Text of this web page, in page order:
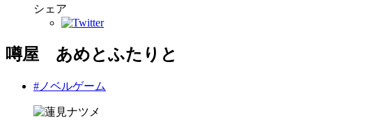
シェア
噂屋 あめとふたりと
#ノベルゲーム